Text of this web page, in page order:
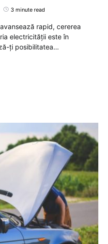
3 minute read
rapid, cererea
electricității este în
ți posibilitatea…